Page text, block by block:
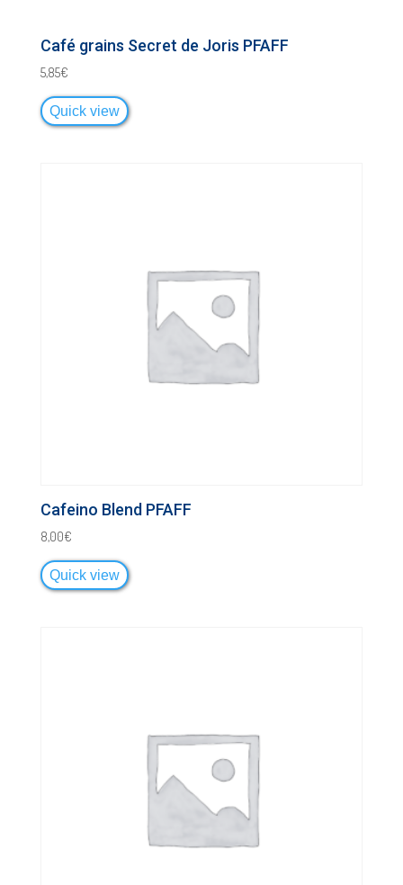
Café grains Secret de Joris PFAFF
5,85€
Quick view
Cafeino Blend PFAFF
8,00€
Quick view